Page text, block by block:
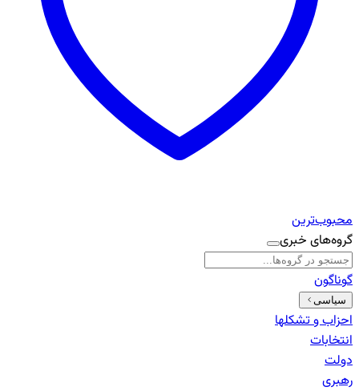
محبوب‌ترین
گروه‌های خبری
گوناگون
سیاسی
احزاب و تشکلها
انتخابات
دولت
رهبری